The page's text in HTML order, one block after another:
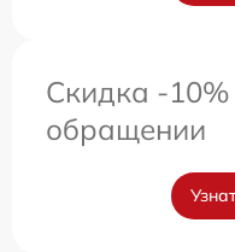
Скидка -
обращении